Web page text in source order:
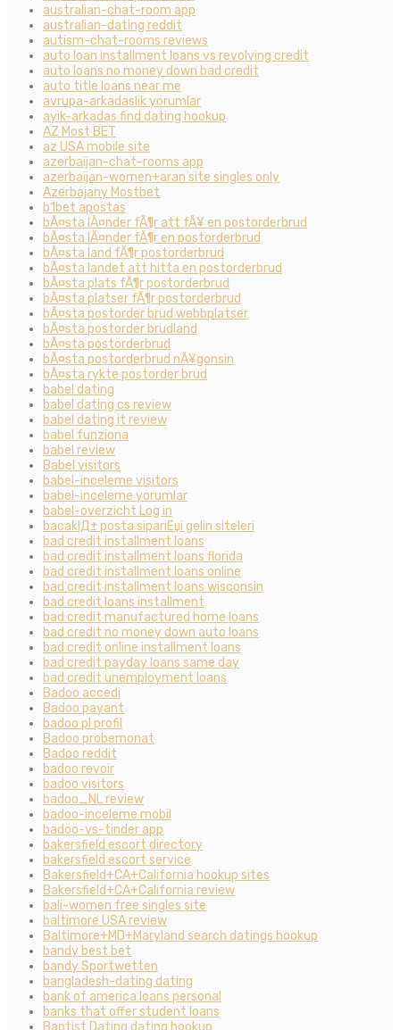
australian-chat-room app
australian-dating reddit
autism-chat-rooms reviews
auto loan installment loans vs revolving credit
auto loans no money down bad credit
auto title loans near me
avrupa-arkadaslik yorumlar
ayik-arkadas find dating hookup
AZ Most BET
az USA mobile site
azerbaijan-chat-rooms app
azerbaijan-women+aran site singles only
Azerbajany Mostbet
b1bet apostas
bÃ¤sta lÃ¤nder fÃ¶r att fÃ¥ en postorderbrud
bÃ¤sta lÃ¤nder fÃ¶r en postorderbrud
bÃ¤sta land fÃ¶r postorderbrud
bÃ¤sta landet att hitta en postorderbrud
bÃ¤sta plats fÃ¶r postorderbrud
bÃ¤sta platser fÃ¶r postorderbrud
bÃ¤sta postorder brud webbplatser
bÃ¤sta postorder brudland
bÃ¤sta postorderbrud
bÃ¤sta postorderbrud nÃ¥gonsin
bÃ¤sta rykte postorder brud
babel dating
babel dating cs review
babel dating it review
babel funziona
babel review
Babel visitors
babel-inceleme visitors
babel-inceleme yorumlar
babel-overzicht Log in
bacaklД± posta sipariЕџi gelin siteleri
bad credit installment loans
bad credit installment loans florida
bad credit installment loans online
bad credit installment loans wisconsin
bad credit loans installment
bad credit manufactured home loans
bad credit no money down auto loans
bad credit online installment loans
bad credit payday loans same day
bad credit unemployment loans
Badoo accedi
Badoo payant
badoo pl profil
Badoo probemonat
Badoo reddit
badoo revoir
badoo visitors
badoo_NL review
badoo-inceleme mobil
badoo-vs-tinder app
bakersfield escort directory
bakersfield escort service
Bakersfield+CA+California hookup sites
Bakersfield+CA+California review
bali-women free singles site
baltimore USA review
Baltimore+MD+Maryland search datings hookup
bandy best bet
bandy Sportwetten
bangladesh-dating dating
bank of america loans personal
banks that offer student loans
Baptist Dating dating hookup